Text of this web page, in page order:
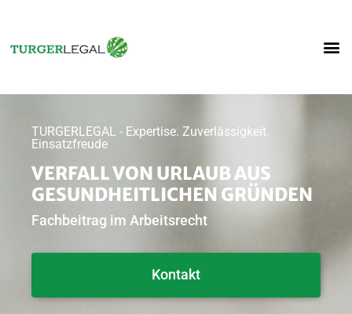
TURGERLEGAL - Expertise. Zuverlässigkeit.
Einsatzfreude
VERFALL VON URLAUB AUS
GESUNDHEITLICHEN GRÜNDEN
Fachbeitrag im Arbeitsrecht
Kontakt